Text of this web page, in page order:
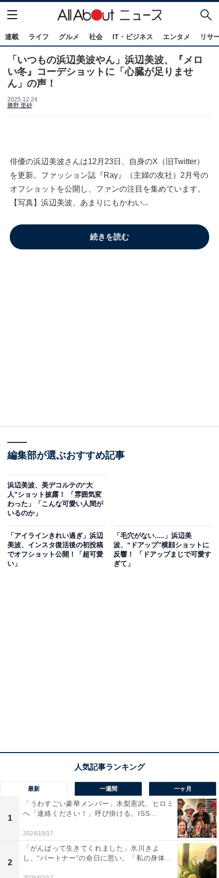
連載 ライフ グルメ 社会 IT・ビジネス エンタメ リサ
「いつもの浜辺美波やん」浜辺美波、『メロ
い冬』コーデショットに「心臓が足りませ
ん」の声！
2025.12.24
勝野 里砂
俳優の浜辺美波さんは12月23日、自身のX（旧Twitter）
を更新。ファッション誌『Ray』（主婦の友社）2月号の
オフショットを公開し、ファンの注目を集めています。
【写真】浜辺美波、あまりにもかわい...
続きを読む
編集部が選ぶおすすめ記事
浜辺美波、美デコルテの“大
人”ショット披露！ 「雰囲気変
わった」「こんな可愛い人間が
いるのか」
「アイラインきれい過ぎ」浜辺
美波、インスタ復活後の初投稿
でオフショット公開！「超可愛
い」
「毛穴がない.....」浜辺美
波、“ドアップ”横顔ショットに
反響！ 「ドアップまじで可愛す
ぎて」
最新 一週間 一ヶ月
1
「うわすごい豪華メンバー」木梨憲武、ヒロミ
へ「連絡ください！」呼び掛ける。ISS...
2024/10/17
2
「がんばって生きてくれました」氷川きよ
し、“パートナー”の命日に思い。「私の身体...